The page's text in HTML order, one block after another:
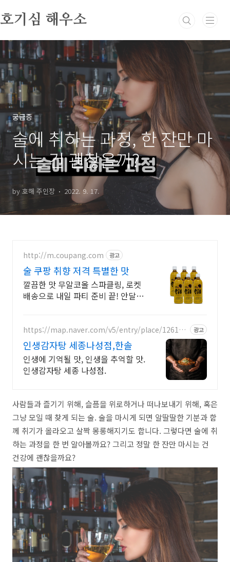
호기심 해우소
궁금증
술에 취하는 과정, 한 잔만 마
시는 건 괜찮을까?
by 호해 주인장 2022. 9. 17.
http://m.coupang.com 광고
술 쿠팡 취향 저격 특별한 맛
깔끔한 맛 무알코올 스파클링, 로켓
배송으로 내일 파티 준비 끝! 안달고
https://map.naver.com/v5/entry/place/126152
광고
인생감자탕 세종나성점,한솔
인생에 기억될 맛, 인생을 추억할 맛.
인생감자탕 세종 나성점.
사람들과 즐기기 위해, 슬픔을 위로하거나 떠나보내기 위해, 혹은
그냥 모일 때 찾게 되는 술. 술을 마시게 되면 알딸딸한 기분과 함
께 취기가 올라오고 살짝 몽롱해지기도 합니다. 그렇다면 술에 취
하는 과정을 한 번 알아볼까요? 그리고 정말 한 잔만 마시는 건
건강에 괜찮을까요?